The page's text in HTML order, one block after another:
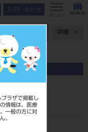
ラザで掲載し
情報は、医療
一般の方に対
。
お問い合わせ
メニュー
詳細
35